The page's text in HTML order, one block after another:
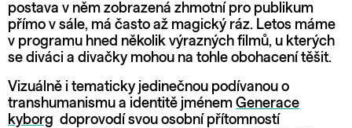
postava v něm zobrazená zhmotní pro publikum
přímo v sále, má často až magický ráz. Letos máme
v programu hned několik výrazných filmů, u kterých
se diváci a divačky mohou na tohle obohacení těšit.
Vizuálně i tematicky jedinečnou podívanou o
transhumanismu a identitě jménem Generace
kyborg doprovodí svou osobní přítomností